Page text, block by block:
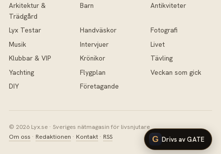
Arkitektur &
Trädgård
Barn Antikviteter
Lyx Testar Handväskor
Fotografi
Musik
Intervjuer
Livet
Klubbar & VIP
Krönikor
Tävling
Yachting
Flygplan
Veckan som gick
DIY
Företagande
© 2026 Lyx.se · Sveriges nätmagasin för livsnjutare
Om oss · Redaktionen · Kontakt· RSS Drivs av GATE